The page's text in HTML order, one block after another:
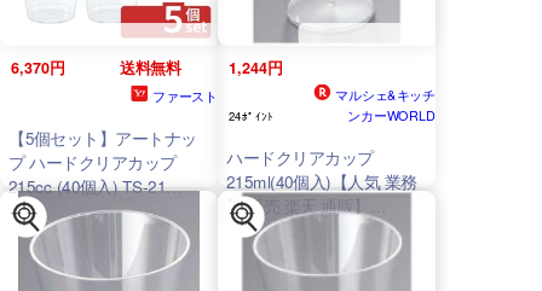
6,370円 送料無料
ファースト
【5個セット】アートナッ
プ ハードクリアカップ
215cc (40個入) TS-21
215cc φ79×H70 カップ
No.4473500
1,244円
24ﾎﾟｲﾝﾄ
マルシェ&キッチ
ンカーWORLD
ハードクリアカップ
215ml(40個入)【人気 業務
用 販売 楽天 通販】
【ECJ】